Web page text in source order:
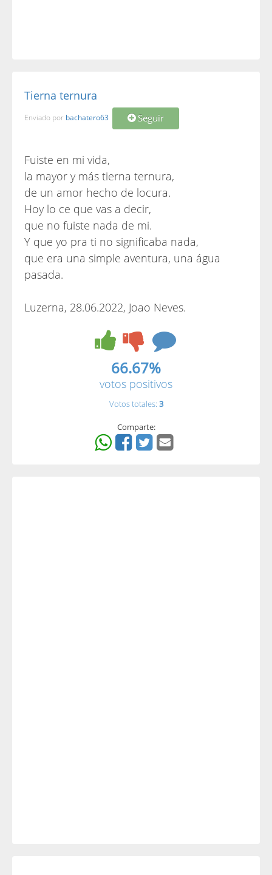
Tierna ternura
Enviado por bachatero63 Seguir
Fuiste en mi vida,
la mayor y más tierna ternura,
de un amor hecho de locura.
Hoy lo ce que vas a decir,
que no fuiste nada de mi.
Y que yo pra ti no significaba nada,
que era una simple aventura, una água
pasada.
Luzerna, 28.06.2022, Joao Neves.
66.67%
votos positivos
Votos totales: 3
Comparte: